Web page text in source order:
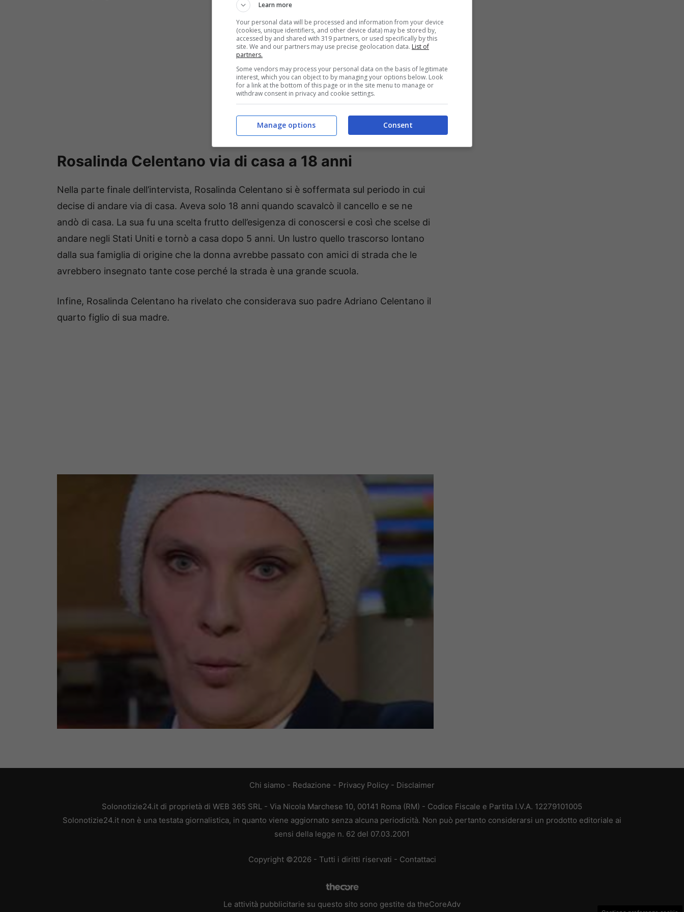
Rosalinda Celentano via di casa a 18 anni
Nella parte finale dell’intervista, Rosalinda Celentano si è soffermata sul periodo in cui
decise di andare via di casa. Aveva solo 18 anni quando scavalcò il cancello e se ne
andò di casa. La sua fu una scelta frutto dell’esigenza di conoscersi e così che scelse di
andare negli Stati Uniti e tornò a casa dopo 5 anni. Un lustro quello trascorso lontano
dalla sua famiglia di origine che la donna avrebbe passato con amici di strada che le
avrebbero insegnato tante cose perché la strada è una grande scuola.
Infine, Rosalinda Celentano ha rivelato che considerava suo padre Adriano Celentano il
quarto figlio di sua madre.
Chi siamo - Redazione - Privacy Policy - Disclaimer
Solonotizie24.it di proprietà di WEB 365 SRL - Via Nicola Marchese 10, 00141 Roma (RM) - Codice Fiscale e Partita I.V.A. 12279101005
Solonotizie24.it non è una testata giornalistica, in quanto viene aggiornato senza alcuna periodicità. Non può pertanto considerarsi un prodotto editoriale ai
sensi della legge n. 62 del 07.03.2001
Copyright ©2026 - Tutti i diritti riservati - Contattaci
Le attività pubblicitarie su questo sito sono gestite da theCoreAdv
Learn more
Your personal data will be processed and information from your device
(cookies, unique identifiers, and other device data) may be stored by,
accessed by and shared with 319 partners, or used specifically by this
site. We and our partners may use precise geolocation data. List of
partners.
Some vendors may process your personal data on the basis of legitimate
interest, which you can object to by managing your options below. Look
for a link at the bottom of this page or in the site menu to manage or
withdraw consent in privacy and cookie settings.
Consent
Manage options